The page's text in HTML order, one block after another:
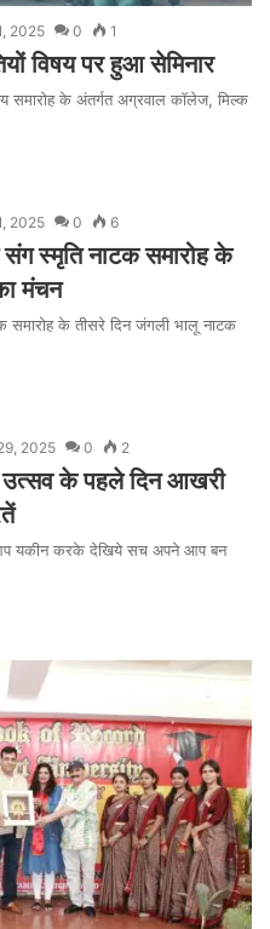
2025 0 1
विषय पर हुआ सेमिनार
समारोह के अंतर्गत अग्रवाल काॅलेज, मिल्क
2025 0 6
संग स्मृति नाटक समारोह के
मंचन
समारोह के तीसरे दिन जंगली भालू नाटक
2025 0 2
उत्सव के पहले दिन आखरी
यकीन करके देखिये सच अपने आप बन